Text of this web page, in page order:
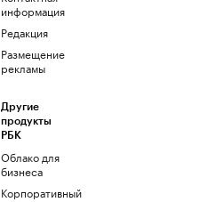
информация
Редакция
Размещение
рекламы
Другие
продукты
РБК
Облако для
бизнеса
Корпоративный